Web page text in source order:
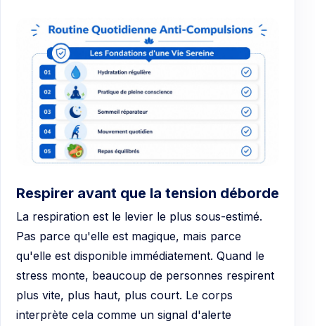
Respirer avant que la tension déborde
La respiration est le levier le plus sous-estimé.
Pas parce qu'elle est magique, mais parce
qu'elle est disponible immédiatement. Quand le
stress monte, beaucoup de personnes respirent
plus vite, plus haut, plus court. Le corps
interprète cela comme un signal d'alerte